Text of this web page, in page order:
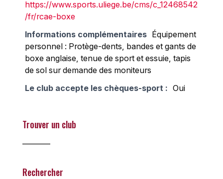
https://www.sports.uliege.be/cms/c_12468542
/fr/rcae-boxe
Informations complémentaires Équipement
personnel : Protège-dents, bandes et gants de
boxe anglaise, tenue de sport et essuie, tapis
de sol sur demande des moniteurs
Le club accepte les chèques-sport : Oui
Trouver un club
Rechercher